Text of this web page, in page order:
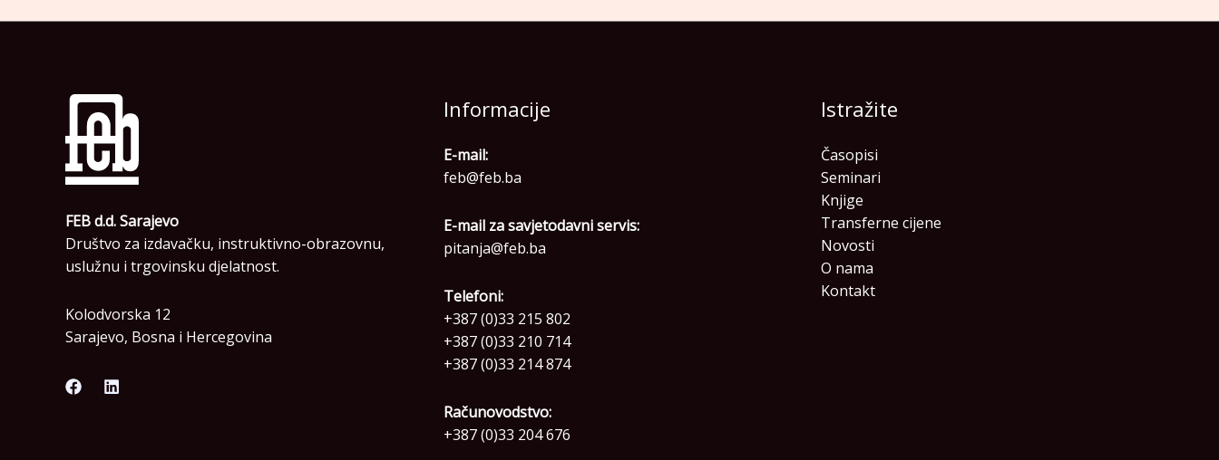
FEB d.d. Sarajevo
Društvo za izdavačku, instruktivno-obrazovnu,
uslužnu i trgovinsku djelatnost.
Kolodvorska 12
Sarajevo, Bosna i Hercegovina
Informacije
E-mail:
feb@feb.ba
E-mail za savjetodavni servis:
pitanja@feb.ba
Telefoni:
+387 (0)33 215 802
+387 (0)33 210 714
+387 (0)33 214 874
Računovodstvo:
+387 (0)33 204 676
Istražite
Časopisi
Seminari
Knjige
Transferne cijene
Novosti
O nama
Kontakt